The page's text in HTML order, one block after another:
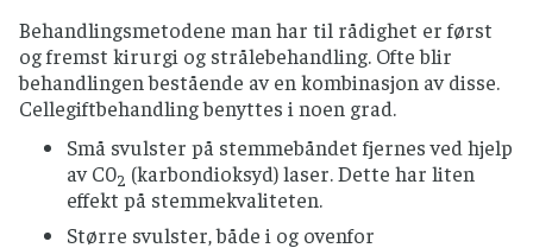
Behandlingsmetodene man har til rådighet er først
og fremst kirurgi og strålebehandling. Ofte blir
behandlingen bestående av en kombinasjon av disse.
Cellegiftbehandling benyttes i noen grad.
Små svulster på stemmebåndet fjernes ved hjelp
av C02 (karbondioksyd) laser. Dette har liten
effekt på stemmekvaliteten.
Større svulster, både i og ovenfor